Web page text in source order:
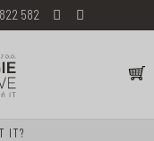
582
IT?